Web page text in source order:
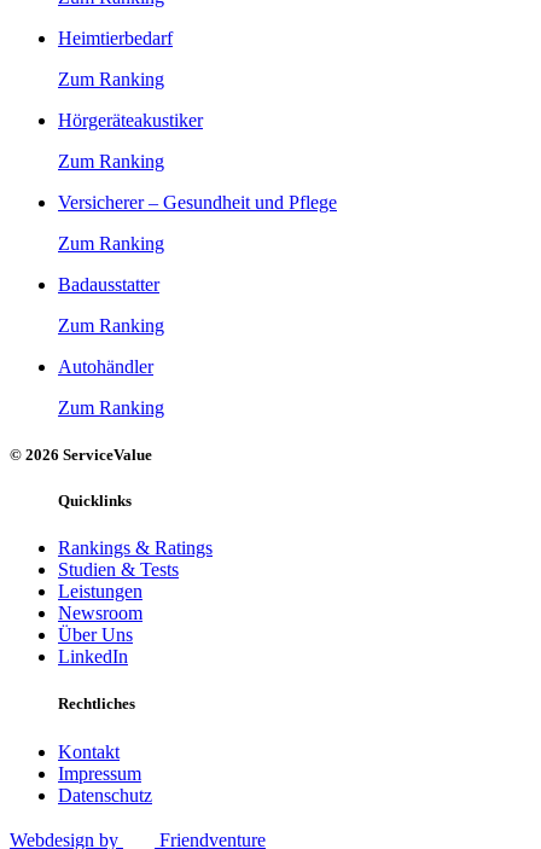
Heimtierbedarf
Zum Ranking
Hörgeräteakustiker
Zum Ranking
Versicherer – Gesundheit und Pflege
Zum Ranking
Badausstatter
Zum Ranking
Autohändler
Zum Ranking
© 2026 ServiceValue
Quicklinks
Rankings & Ratings
Studien & Tests
Leistungen
Newsroom
Über Uns
LinkedIn
Rechtliches
Kontakt
Impressum
Datenschutz
Webdesign by Friendventure